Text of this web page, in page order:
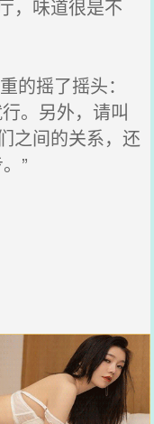
，味道很是不
的摇了摇头：
。另外，请叫
之间的关系，还
”